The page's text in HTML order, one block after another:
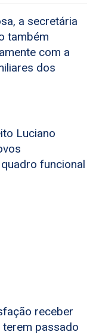
a secretária
também
com a
dos
Luciano
funcional
receber
passado